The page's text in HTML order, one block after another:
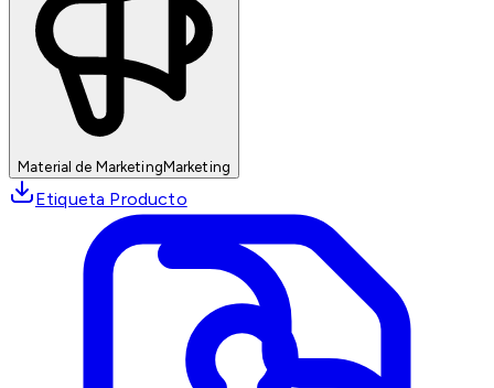
Material de MarketingMarketing
Etiqueta Producto